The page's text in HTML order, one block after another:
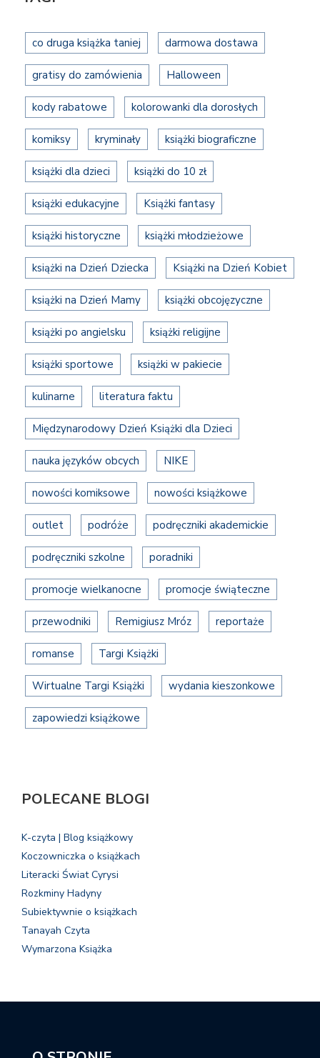
co druga książka taniej darmowa dostawa
gratisy do zamówienia Halloween
kody rabatowe kolorowanki dla dorosłych
komiksy kryminały książki biograficzne
książki dla dzieci książki do 10 zł
książki edukacyjne Książki fantasy
książki historyczne książki młodzieżowe
książki na Dzień Dziecka Książki na Dzień Kobiet
książki na Dzień Mamy książki obcojęzyczne
książki po angielsku książki religijne
książki sportowe książki w pakiecie
kulinarne literatura faktu
Międzynarodowy Dzień Książki dla Dzieci
nauka języków obcych NIKE
nowości komiksowe nowości książkowe
outlet podróże podręczniki akademickie
podręczniki szkolne poradniki
promocje wielkanocne promocje świąteczne
przewodniki Remigiusz Mróz reportaże
romanse Targi Książki
Wirtualne Targi Książki wydania kieszonkowe
zapowiedzi książkowe
POLECANE BLOGI
K-czyta | Blog książkowy
Koczowniczka o książkach
Literacki Świat Cyrysi
Rozkminy Hadyny
Subiektywnie o książkach
Tanayah Czyta
Wymarzona Książka